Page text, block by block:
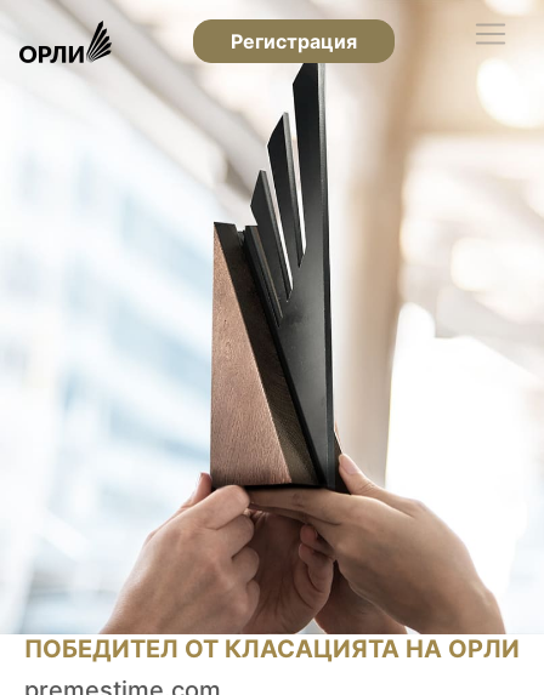
Регистрация
ПОБЕДИТЕЛ ОТ КЛАСАЦИЯТА НА ОРЛИ